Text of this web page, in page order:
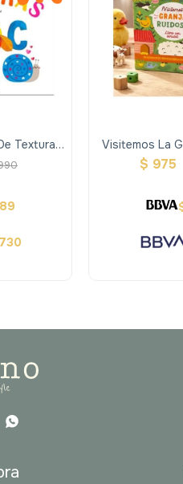
Texturas
730
Visitemos La
10
$ 975
